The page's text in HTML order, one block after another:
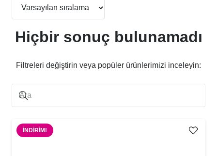
Hiçbir sonuç bulunamadı
Filtreleri değiştirin veya popüler ürünlerimizi inceleyin:
İNDIRIM!